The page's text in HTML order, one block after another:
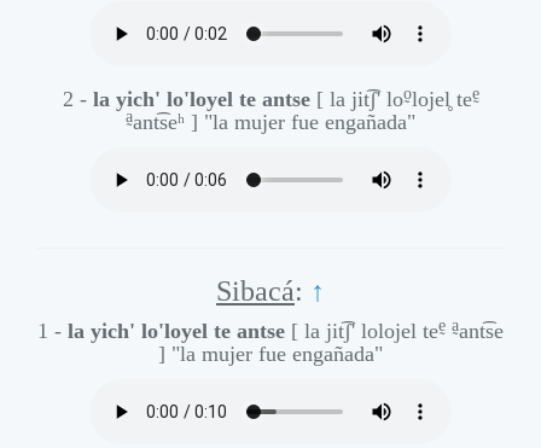
2 - la yich' lo'loyel te antse [ la jit͡ʃ' loo̰lojel̥ teḛ
a̰ant͡seʰ ] "la mujer fue engañada"
Sibacá: ↑
1 - la yich' lo'loyel te antse [ la jit͡ʃ' lolojel teḛ a̰ant͡se
] "la mujer fue engañada"